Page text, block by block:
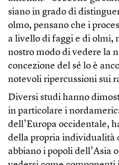
siano in grado di
olmo, pensano che i
a livello di faggi e di olmi,
nostro modo di vedere la
concezione del sé lo è
notevoli ripercussioni sui
Diversi studi hanno
in particolare i
dell’Europa occidentale,
della propria individualità
abbiano i popoli dell’Asia